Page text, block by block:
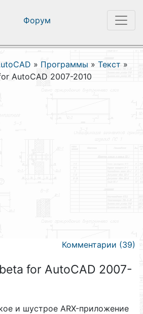
Форум
» Программы » Текст »
AutoCAD 2007-2010
Комментарии (39)
for AutoCAD 2007-
и шустрое ARX-приложение